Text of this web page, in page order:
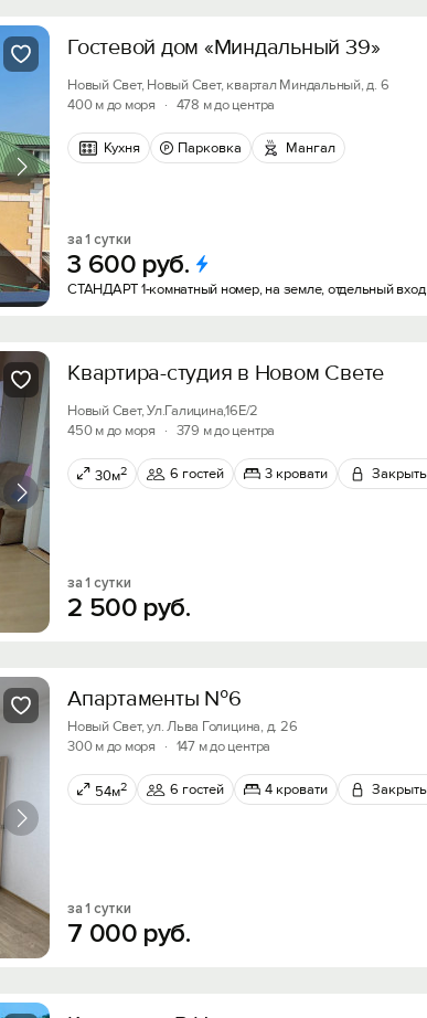
Гостевой дом «Миндальный 39»
Новый Свет, Новый Свет, квартал Миндальный, д. 6
400 м до моря
· 478 м до центра
Кухня Парковка Мангал
за 1 сутки
3 600 руб.
СТАНДАРТ 1-комнатный номер, на земле, отдельный вход.
Квартира-студия в Новом Свете
Новый Свет, Ул.Галицина,16Е/2
450 м до моря
· 379 м до центра
30м2 6 гостей 3 кровати
за 1 сутки
2 500 руб.
Апартаменты №6
Новый Свет, ул. Льва Голицина, д. 26
300 м до моря
· 147 м до центра
54м2 6 гостей 4 кровати
за 1 сутки
7 000 руб.
Скидка −5%
Хочешь дешевле? Оставь почту и получи промокод на
первое бронирование!
Получить промокод
Вход на сайт
Войти